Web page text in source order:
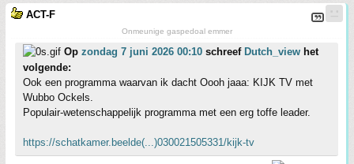
ACT-F
Onmeunige gaspedoal emmer
Op zondag 7 juni 2026 00:10 schreef Dutch_view het
volgende:
Ook een programma waarvan ik dacht Oooh jaaa: KIJK TV met
Wubbo Ockels.
Populair-wetenschappelijk programma met een erg toffe leader.
https://schatkamer.beelde(...)030021505331/kijk-tv